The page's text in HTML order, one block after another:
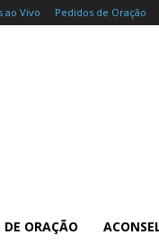
ao Vivo Pedidos de Oração
DE ORAÇÃO